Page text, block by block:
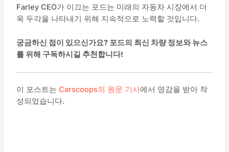
Farley CEO가 이끄는 포드는 미래의 자동차 시장에서 더
욱 두각을 나타내기 위해 지속적으로 노력할 것입니다.
궁금하신 점이 있으신가요? 포드의 최신 차량 정보와 뉴스
를 위해 구독하시길 추천합니다!
이 포스트는 Carscoops의 원문 기사에서 영감을 받아 작
성되었습니다.